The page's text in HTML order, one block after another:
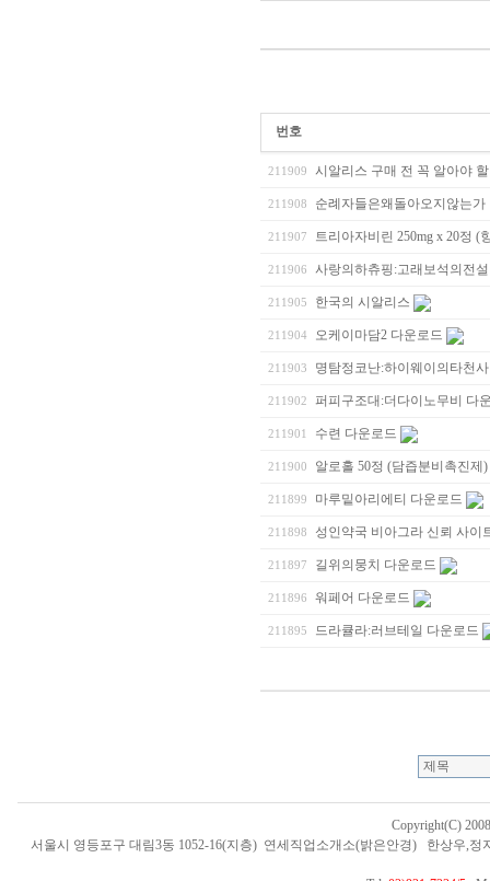
번호
211909 시알리스 구매 전 꼭 알아야
211908 순례자들은왜돌아오지않는가
211907 트리아자비린 250mg x 20정
211906 사랑의하츄핑:고래보석의전
211905 한국의 시알리스
211904 오케이마담2 다운로드
211903 명탐정코난:하이웨이의타천
211902 퍼피구조대:더다이노무비 다
211901 수련 다운로드
211900 알로홀 50정 (담즙분비촉진
211899 마루밑아리에티 다운로드
211898 성인약국 비아그라 신뢰 사이
211897 길위의뭉치 다운로드
211896 워페어 다운로드
211895 드라큘라:러브테일 다운로드
Copyright(C)
서울시 영등포구 대림3동 1052-16(지층) 연세직업소개소(밝은안경) 한상우,정